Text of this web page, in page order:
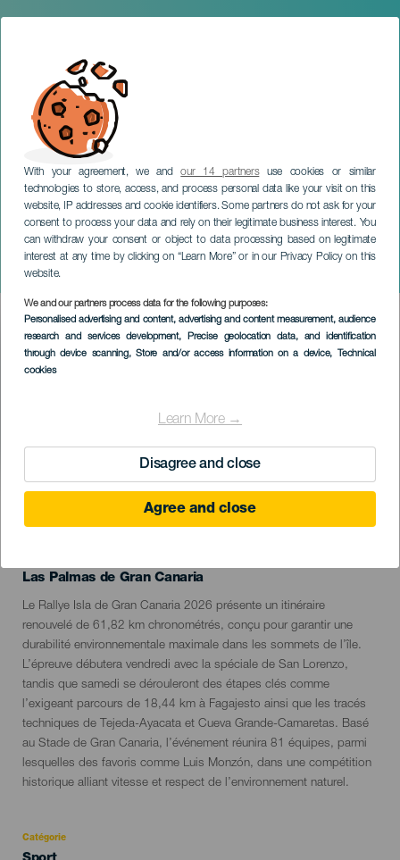
With your agreement, we andour 14 partnersuse cookies or similar
technologies to store, access, and process personal data like your visit on this
website, IP addresses and cookie identifiers. Some partners do not ask for your
consent to process your data and rely on their legitimate business interest. You
can withdraw your consent or object to data processing based on legitimate
interest at any time by clicking on “Learn More” or in our Privacy Policy on this
website.
We and our partners process data for the following purposes:
Personalised advertising and content, advertising and content measurement, audience
research and services development, Precise geolocation data, and identification
through device scanning, Store and/or access information on a device, Technical
cookies
Learn More →
Disagree and close
Agree and close
65e Rallye Isla de Gran
Canaria
GRAN CANARIA
Imagen
Listado
ÉVÉNEMENT PASSÉ
Localidad
Las Palmas de Gran Canaria
Descripción
del
evento
Le Rallye Isla de Gran Canaria 2026 présente un itinéraire
renouvelé de 61,82 km chronométrés, conçu pour garantir une
durabilité environnementale maximale dans les sommets de l’île.
L’épreuve débutera vendredi avec la spéciale de San Lorenzo,
tandis que samedi se dérouleront des étapes clés comme
l’exigeant parcours de 18,44 km à Fagajesto ainsi que les tracés
techniques de Tejeda-Ayacata et Cueva Grande-Camaretas. Basé
au Stade de Gran Canaria, l’événement réunira 81 équipes, parmi
lesquelles des favoris comme Luis Monzón, dans une compétition
historique alliant vitesse et respect de l’environnement naturel.
Catégorie